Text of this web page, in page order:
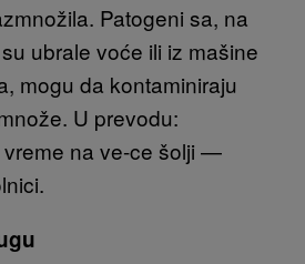
Patogeni sa, na
ubrale voće ili iz mašine
mogu da kontaminiraju
U prevodu:
na ve-ce šolji —